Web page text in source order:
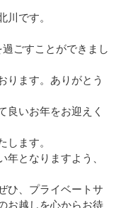
川です。
ごすことができまし
ります。ありがとう
良いお年をお迎えく
します。
となりますよう、
ひ、プライベートサ
お越しを心からお待